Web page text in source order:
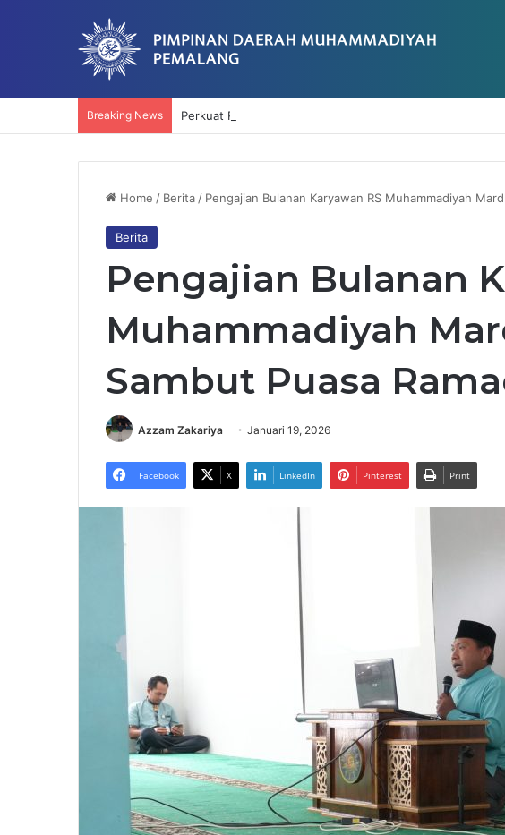
Breaking News Perkuat Respons Kegawatdaruratan, RS Muhammadiyah
Home / Berita / Pengajian Bulanan Karyawan RS Muhammadiyah
Berita
Pengajian Bulanan
Muhammadiyah
Sambut Puasa
Azzam Zakariya Januari 19, 2026
Facebook X LinkedIn Pinterest Print